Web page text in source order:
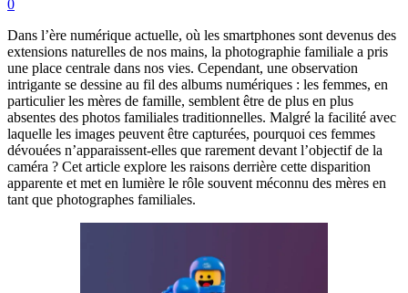
0
Dans l’ère numérique actuelle, où les smartphones sont devenus des
extensions naturelles de nos mains, la photographie familiale a pris
une place centrale dans nos vies. Cependant, une observation
intrigante se dessine au fil des albums numériques : les femmes, en
particulier les mères de famille, semblent être de plus en plus
absentes des photos familiales traditionnelles. Malgré la facilité avec
laquelle les images peuvent être capturées, pourquoi ces femmes
dévouées n’apparaissent-elles que rarement devant l’objectif de la
caméra ? Cet article explore les raisons derrière cette disparition
apparente et met en lumière le rôle souvent méconnu des mères en
tant que photographes familiales.